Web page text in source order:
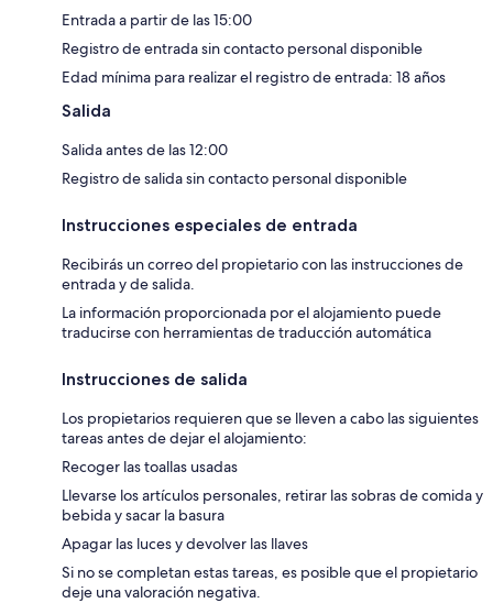
Entrada a partir de las 15:00
Registro de entrada sin contacto personal disponible
Edad mínima para realizar el registro de entrada: 18 años
Salida
Salida antes de las 12:00
Registro de salida sin contacto personal disponible
Instrucciones especiales de entrada
Recibirás un correo del propietario con las instrucciones de
entrada y de salida.
La información proporcionada por el alojamiento puede
traducirse con herramientas de traducción automática
Instrucciones de salida
Los propietarios requieren que se lleven a cabo las siguientes
tareas antes de dejar el alojamiento:
Recoger las toallas usadas
Llevarse los artículos personales, retirar las sobras de comida y
bebida y sacar la basura
Apagar las luces y devolver las llaves
Si no se completan estas tareas, es posible que el propietario
deje una valoración negativa.